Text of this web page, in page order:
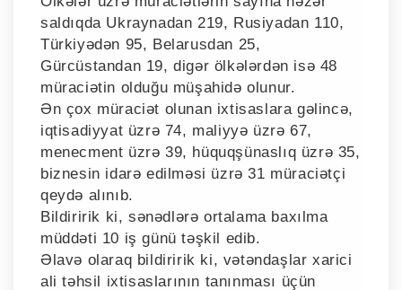
saldıqda Ukraynadan 219, Rusiyadan 110,
Türkiyədən 95, Belarusdan 25,
Gürcüstandan 19, digər ölkələrdən isə 48
müraciətin olduğu müşahidə olunur.
Ən çox müraciət olunan ixtisaslara gəlincə,
iqtisadiyyat üzrə 74, maliyyə üzrə 67,
menecment üzrə 39, hüquqşünaslıq üzrə 35,
biznesin idarə edilməsi üzrə 31 müraciətçi
qeydə alınıb.
Bildiririk ki, sənədlərə ortalama baxılma
müddəti 10 iş günü təşkil edib.
Əlavə olaraq bildiririk ki, vətəndaşlar xarici
ali təhsil ixtisaslarının tanınması üçün